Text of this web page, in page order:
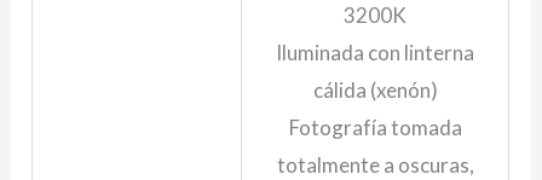
3200K
Iluminada con linterna
cálida (xenón)
Fotografía tomada
totalmente a oscuras,